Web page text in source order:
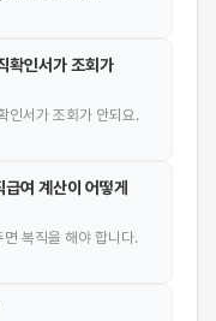
확인서가 조회가
인서가 조회가 안되요.
여 계산이 어떻게
복직을 해야 합니다.